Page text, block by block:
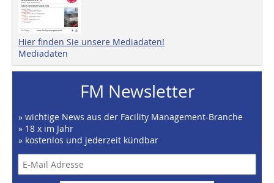
Hier finden Sie unsere Mediadaten!
Mediadaten
FM Newsletter
» wichtige News aus der Facility Management-Branche
» 18 x im Jahr
» kostenlos und jederzeit kündbar